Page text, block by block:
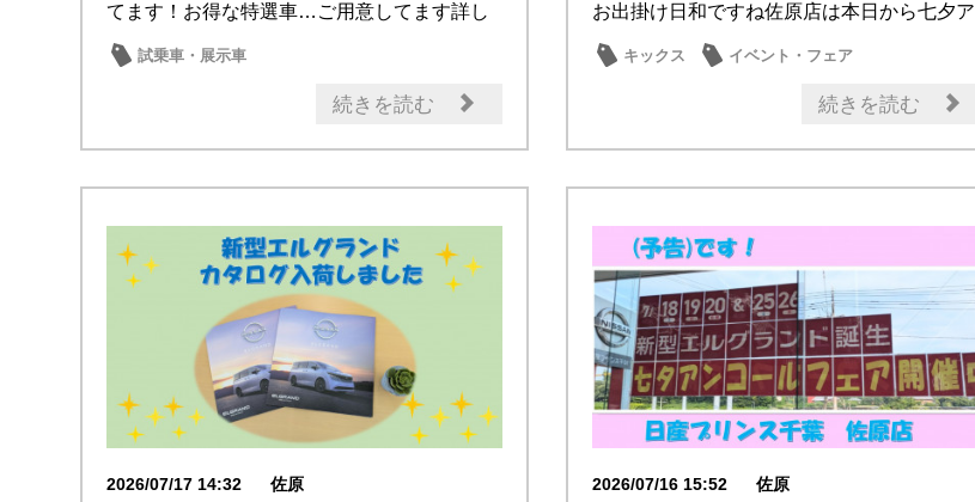
てます！お得な特選車…ご用意してます詳し
試乗車・展示車
続きを読む
お出掛け日和ですね佐原店は本日から七夕ア
キックス
イベント・フェア
続きを読む
2026/07/17 14:32 佐原 2026/07/16 15:52 佐原